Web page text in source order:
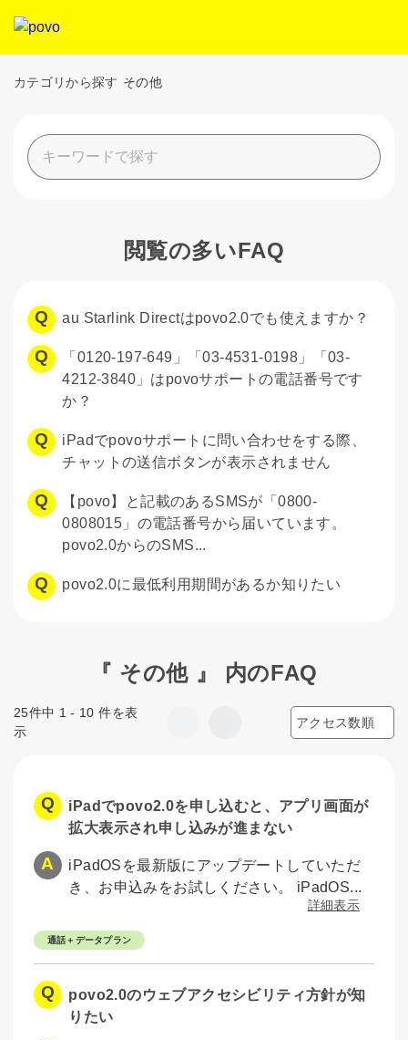
カテゴリから探す その他
閲覧の多いFAQ
au Starlink Directはpovo2.0でも使えますか？
「0120-197-649」「03-4531-0198」「03-
4212-3840」はpovoサポートの電話番号です
か？
iPadでpovoサポートに問い合わせをする際、
チャットの送信ボタンが表示されません
【povo】と記載のあるSMSが「0800-
0808015」の電話番号から届いています。
povo2.0からのSMS...
povo2.0に最低利用期間があるか知りたい
『 その他 』 内のFAQ
25件中 1 - 10 件を表
示
iPadでpovo2.0を申し込むと、アプリ画面が
拡大表示され申し込みが進まない
iPadOSを最新版にアップデートしていただ
き、お申込みをお試しください。 iPadOS...
詳細表示
通話＋データプラン
povo2.0のウェブアクセシビリティ方針が知
りたい